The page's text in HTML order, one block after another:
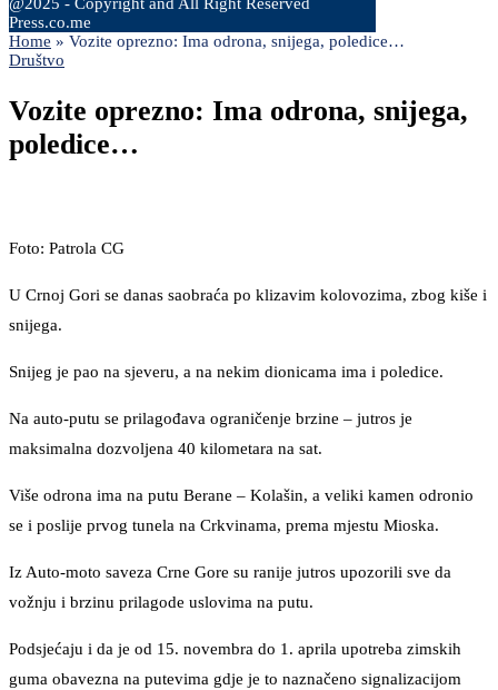
Press.co.me
Home » Vozite oprezno: Ima odrona, snijega, poledice…
Društvo
Vozite oprezno: Ima odrona, snijega,
poledice…
Foto: Patrola CG
U Crnoj Gori se danas saobraća po klizavim kolovozima, zbog kiše i
snijega.
Snijeg je pao na sjeveru, a na nekim dionicama ima i poledice.
Na auto-putu se prilagođava ograničenje brzine – jutros je
maksimalna dozvoljena 40 kilometara na sat.
Više odrona ima na putu Berane – Kolašin, a veliki kamen odronio
se i poslije prvog tunela na Crkvinama, prema mjestu Mioska.
Iz Auto-moto saveza Crne Gore su ranije jutros upozorili sve da
vožnju i brzinu prilagode uslovima na putu.
Podsjećaju i da je od 15. novembra do 1. aprila upotreba zimskih
guma obavezna na putevima gdje je to naznačeno signalizacijom